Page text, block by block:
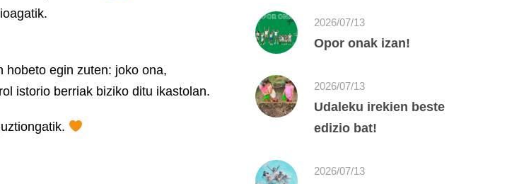
hobeto egin zuten: joko ona,
istorio berriak biziko ditu ikastolan.
2026/07/13
Opor onak izan!
2026/07/13
Udaleku irekien beste
edizio bat!
2026/07/13